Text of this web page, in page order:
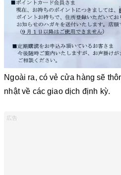
Ngoài ra, có vẻ cửa hàng sẽ
nhật về các giao dịch định kỳ.